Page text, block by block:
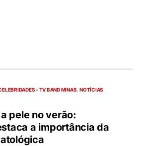
- TV BAND MINAS NOTÍCIAS
pele no verão:
a importância da